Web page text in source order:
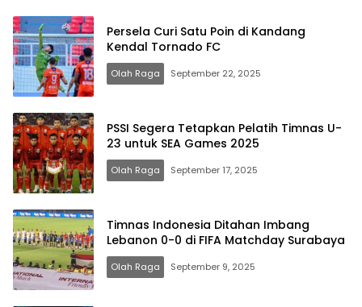
Persela Curi Satu Poin di Kandang
Kendal Tornado FC
Olah Raga September 22, 2025
PSSI Segera Tetapkan Pelatih Timnas U-
23 untuk SEA Games 2025
Olah Raga September 17, 2025
Timnas Indonesia Ditahan Imbang
Lebanon 0-0 di FIFA Matchday Surabaya
Olah Raga September 9, 2025